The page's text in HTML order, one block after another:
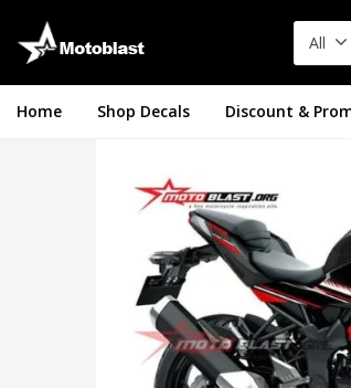
All
Home Shop Decals Discount &